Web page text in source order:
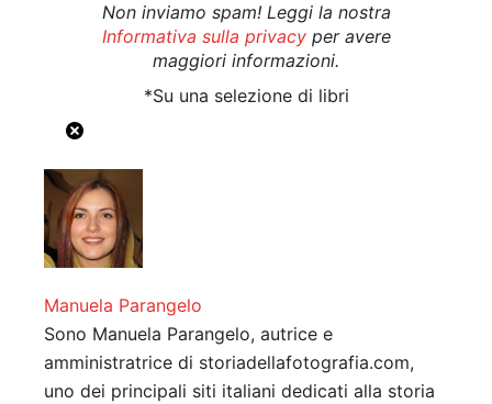
Non inviamo spam! Leggi la nostra
Informativa sulla privacyper avere
maggiori informazioni.
*Su una selezione di libri
Manuela Parangelo
Sono Manuela Parangelo, autrice e
amministratrice di storiadellafotografia.com,
uno dei principali siti italiani dedicati alla storia